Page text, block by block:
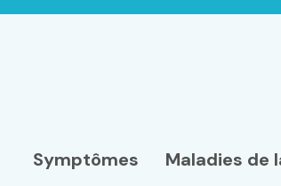
Symptômes Maladies de